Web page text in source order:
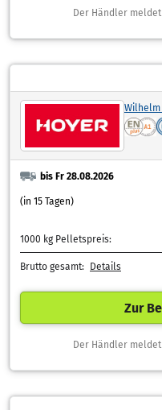
Der Händler
bis Fr 28.08.2026
(in 15 Tagen)
1000 kg Pelletspreis:
Brutto gesamt: Details
Zur
Der Händler